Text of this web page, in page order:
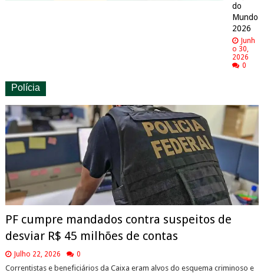
do
Mundo
2026
Junh
o 30,
2026
0
Polícia
PF cumpre mandados contra suspeitos de
desviar R$ 45 milhões de contas
Julho 22, 2026 0
Correntistas e beneficiários da Caixa eram alvos do esquema criminoso e